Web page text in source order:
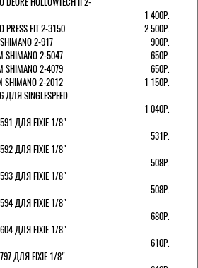
1 400Р.
FIT 2-3150
2 500Р.
2-917
900Р.
2-5047
650Р.
2-4079
650Р.
2-2012
1 150Р.
SINGLESPEED
1 040Р.
ДЛЯ FIXIE 1/8"
531Р.
ДЛЯ FIXIE 1/8"
508Р.
ДЛЯ FIXIE 1/8"
508Р.
ДЛЯ FIXIE 1/8"
680Р.
ДЛЯ FIXIE 1/8"
610Р.
ДЛЯ FIXIE 1/8"